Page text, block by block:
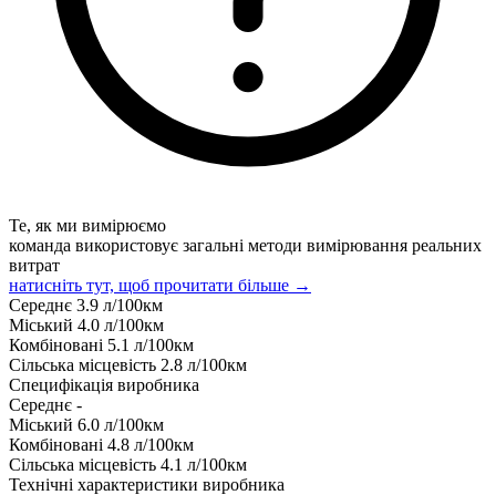
Те, як ми вимірюємо
команда використовує загальні методи вимірювання реальних
витрат
натисніть тут, щоб прочитати більше →
Середнє 3.9 л/100км
Міський 4.0 л/100км
Комбіновані 5.1 л/100км
Сільська місцевість 2.8 л/100км
Специфікація виробника
Середнє -
Міський 6.0 л/100км
Комбіновані 4.8 л/100км
Сільська місцевість 4.1 л/100км
Технічні характеристики виробника